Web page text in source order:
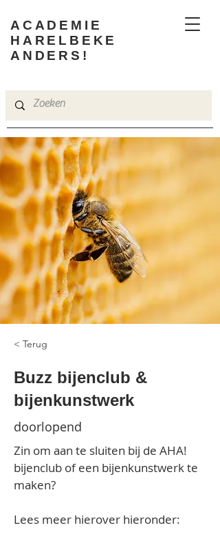
ACADEMIE
HARELBEKE
ANDERS!
< Terug
Buzz bijenclub &
bijenkunstwerk
doorlopend
Zin om aan te sluiten bij de AHA!
bijenclub of een bijenkunstwerk te
maken?
Lees meer hierover hieronder: